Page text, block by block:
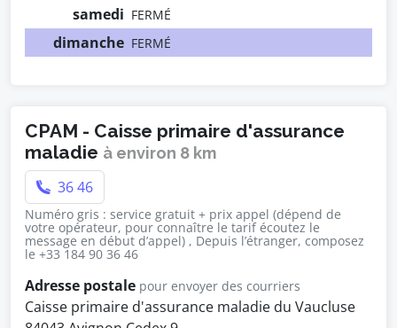
samedi FERMÉ
dimanche FERMÉ
CPAM - Caisse primaire d'assurance
maladie à environ 8 km
36 46
Numéro gris : service gratuit + prix appel (dépend de
votre opérateur, pour connaître le tarif écoutez le
message en début d’appel) , Depuis l’étranger, composez
le +33 184 90 36 46
Adresse postale pour envoyer des courriers
Caisse primaire d'assurance maladie du Vaucluse